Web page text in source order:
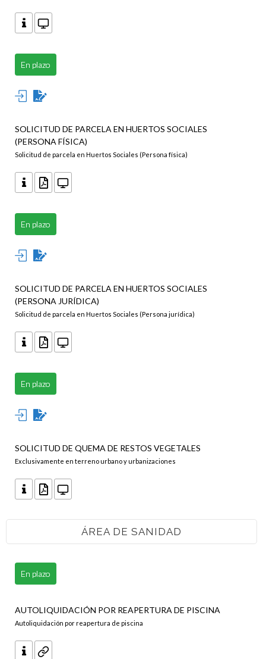
En plazo
SOLICITUD DE PARCELA EN HUERTOS SOCIALES
(PERSONA FÍSICA)
Solicitud de parcela en Huertos Sociales (Persona física)
En plazo
SOLICITUD DE PARCELA EN HUERTOS SOCIALES
(PERSONA JURÍDICA)
Solicitud de parcela en Huertos Sociales (Persona jurídica)
En plazo
SOLICITUD DE QUEMA DE RESTOS VEGETALES
Exclusivamente en terreno urbano y urbanizaciones
ÁREA DE SANIDAD
En plazo
AUTOLIQUIDACIÓN POR REAPERTURA DE PISCINA
Autoliquidación por reapertura de piscina